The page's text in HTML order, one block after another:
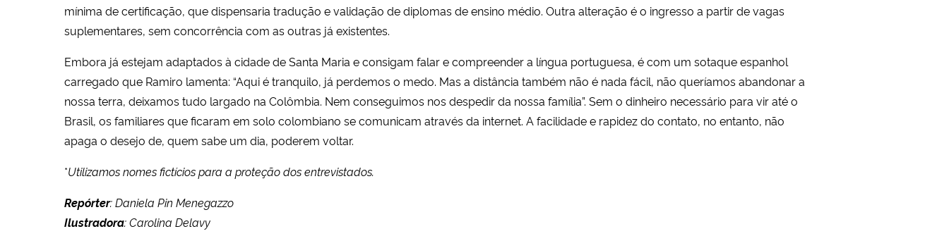
mínima de certificação, que dispensaria tradução e validação de diplomas de ensino médio. Outra alteração é o ingresso a partir de vagas
suplementares, sem concorrência com as outras já existentes.
Embora já estejam adaptados à cidade de Santa Maria e consigam falar e compreender a língua portuguesa, é com um sotaque espanhol
carregado que Ramiro lamenta: “Aqui é tranquilo, já perdemos o medo. Mas a distância também não é nada fácil, não queríamos abandonar a
nossa terra, deixamos tudo largado na Colômbia. Nem conseguimos nos despedir da nossa família”. Sem o dinheiro necessário para vir até o
Brasil, os familiares que ficaram em solo colombiano se comunicam através da internet. A facilidade e rapidez do contato, no entanto, não
apaga o desejo de, quem sabe um dia, poderem voltar.
*Utilizamos nomes fictícios para a proteção dos entrevistados.
Repórter: Daniela Pin Menegazzo
Ilustradora: Carolina Delavy